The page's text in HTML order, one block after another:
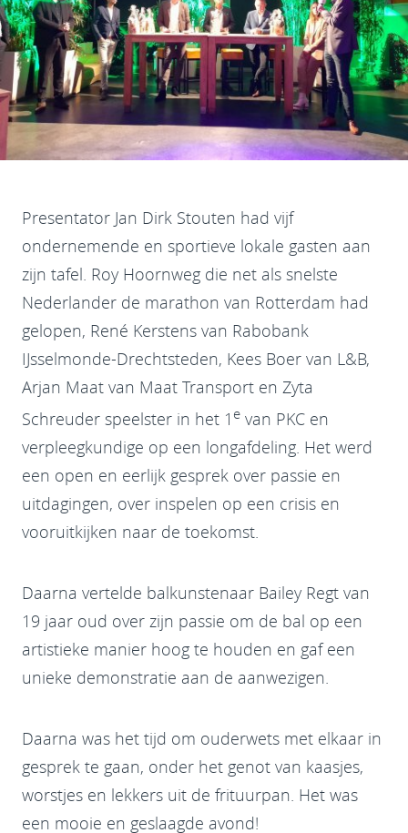
Presentator Jan Dirk Stouten had vijf
ondernemende en sportieve lokale gasten aan
zijn tafel. Roy Hoornweg die net als snelste
Nederlander de marathon van Rotterdam had
gelopen, René Kerstens van Rabobank
IJsselmonde-Drechtsteden, Kees Boer van L&B,
Arjan Maat van Maat Transport en Zyta
Schreuder speelster in het 1 e van PKC en
verpleegkundige op een longafdeling. Het werd
een open en eerlijk gesprek over passie en
uitdagingen, over inspelen op een crisis en
vooruitkijken naar de toekomst.
Daarna vertelde balkunstenaar Bailey Regt van
19 jaar oud over zijn passie om de bal op een
artistieke manier hoog te houden en gaf een
unieke demonstratie aan de aanwezigen.
Daarna was het tijd om ouderwets met elkaar in
gesprek te gaan, onder het genot van kaasjes,
worstjes en lekkers uit de frituurpan. Het was
een mooie en geslaagde avond!